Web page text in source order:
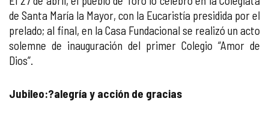
de Santa María la Mayor, con la Eucaristía presidida por el
prelado; al final, en la Casa Fundacional se realizó un acto
solemne de inauguración del primer Colegio “Amor de
Dios”.
Jubileo:?alegría y acción de gracias